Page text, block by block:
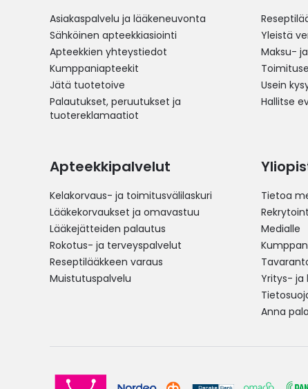
Asiakaspalvelu ja lääkeneuvonta
Sähköinen apteekkiasiointi
Apteekkien yhteystiedot
Kumppaniapteekit
Jätä tuotetoive
Palautukset, peruutukset ja
tuotereklamaatiot
Yleistä
Maksu-
Usein
Hallitse
Apteekkipalvelut
Kelakorvaus- ja toimitusvälilaskuri
Lääkekorvaukset ja omavastuu
Lääkejätteiden palautus
Rokotus- ja terveyspalvelut
Reseptilääkkeen varaus
Muistutuspalvelu
Tietoa
Medialle
Yritys- ja
Anna